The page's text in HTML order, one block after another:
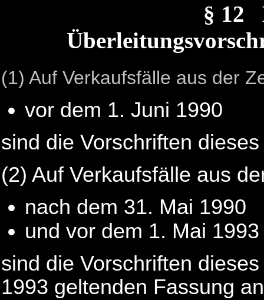
§ 12
(1) Auf Verkaufsfälle aus der
vor dem 1. Juni 1990
sind die Vorschriften
(2) Auf Verkaufsfälle aus
nach dem 31. Mai 1990
und vor dem 1. Mai 1993
sind die Vorschriften
1993 geltenden Fassung